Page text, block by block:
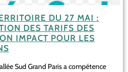
DU 27 MAI :
DES TARIFS DES
IMPACT POUR LES
Sud Grand Paris a compétence